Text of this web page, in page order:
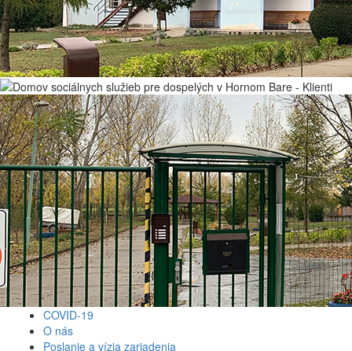
COVID-19
O nás
Poslanie a vízia zariadenia